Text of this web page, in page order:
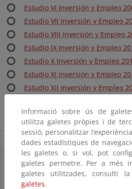
Estudio VI Inversión y Empleo
Estudio VII Inversión y Empleo
Estudio VIII Inversión y Empleo
Estudio IX Inversión y Empleo
Estudio X Inversión y Empleo
Estudio XI inversión y Empleo
Estudio XII Inversión y Empleo
Estudio XIV Inversión Forestal
Novedades
Listas patrón
El MITECO revisa y actualiza la Lista
silvestres presentes en España
Informació sobre ús de
utilitza galetes pròpies i de
sessió, personalitzar
dades estadístiques de
les galetes o, si vol, pot
galetes permetre. Per a més
galetes utilitzades, consulti
galetes.